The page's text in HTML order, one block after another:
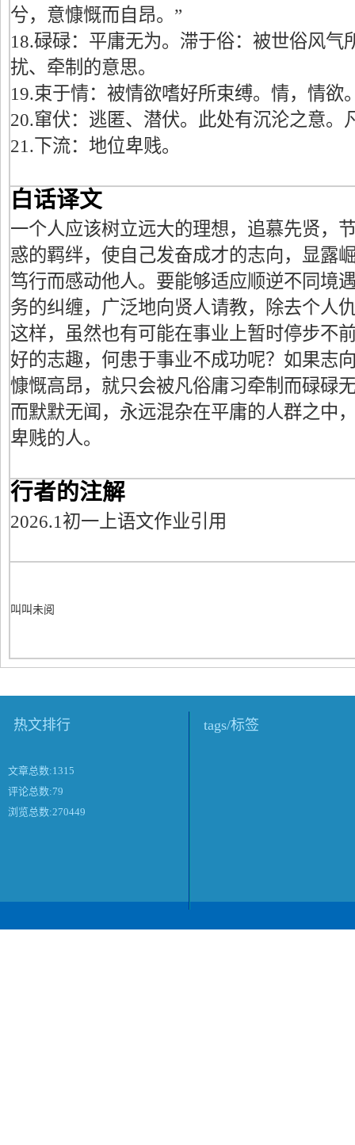
兮，意慷慨而自昂。”
18.碌碌：平庸无为。滞于俗：被世俗风气
扰、牵制的意思。
19.束于情：被情欲嗜好所束缚。情，情欲
20.窜伏：逃匿、潜伏。此处有沉沦之意。
21.下流：地位卑贱。
白话译文
一个人应该树立远大的理想，追慕先贤，
惑的羁绊，使自己发奋成才的志向，显露
笃行而感动他人。要能够适应顺逆不同境
务的纠缠，广泛地向贤人请教，除去个人
这样，虽然也有可能在事业上暂时停步不
好的志趣，何患于事业不成功呢？如果志
慷慨高昂，就只会被凡俗庸习牵制而碌碌
而默默无闻，永远混杂在平庸的人群之中
卑贱的人。
行者的注解
2026.1初一上语文作业引用
叫叫未阅
热文排行
文章总数:1315
评论总数:79
浏览总数:270449
tags/标签